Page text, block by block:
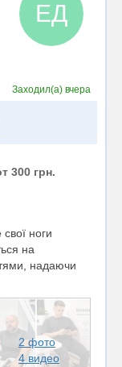
ЕД
Заходил(а)вчера
300 грн.
ноги
на
надаючи
2 фото
4 видео